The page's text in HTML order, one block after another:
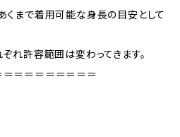
くまで着用可能な身長の目安として
れ許容範囲は変わってきます。
＝＝＝＝＝＝＝＝